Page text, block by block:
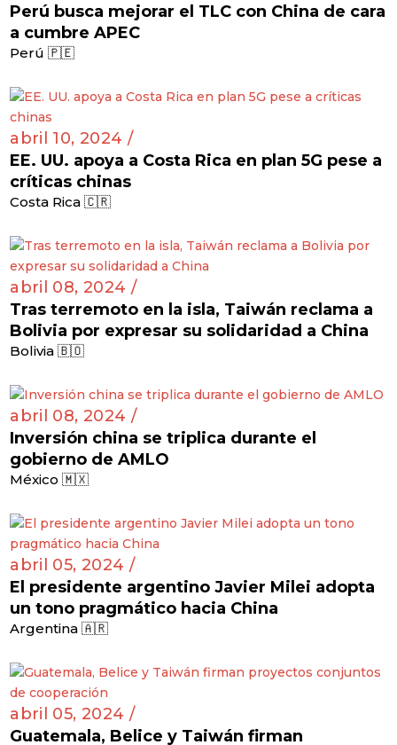
Perú busca mejorar el TLC con China de cara
a cumbre APEC
Perú 🇵🇪
abril 10, 2024 /
EE. UU. apoya a Costa Rica en plan 5G pese a
críticas chinas
Costa Rica 🇨🇷
abril 08, 2024 /
Tras terremoto en la isla, Taiwán reclama a
Bolivia por expresar su solidaridad a China
Bolivia 🇧🇴
abril 08, 2024 /
Inversión china se triplica durante el
gobierno de AMLO
México 🇲🇽
abril 05, 2024 /
El presidente argentino Javier Milei adopta
un tono pragmático hacia China
Argentina 🇦🇷
abril 05, 2024 /
Guatemala, Belice y Taiwán firman